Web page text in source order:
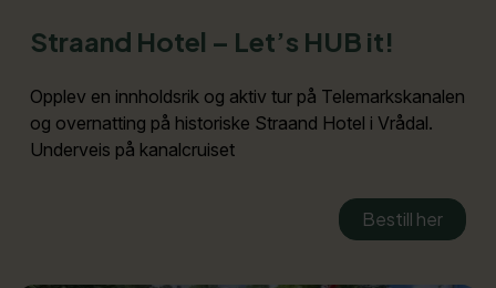
Straand Hotel – Let’s HUB it!
Opplev en innholdsrik og aktiv tur på Telemarkskanalen
og overnatting på historiske Straand Hotel i Vrådal.
Underveis på kanalcruiset
Bestill her